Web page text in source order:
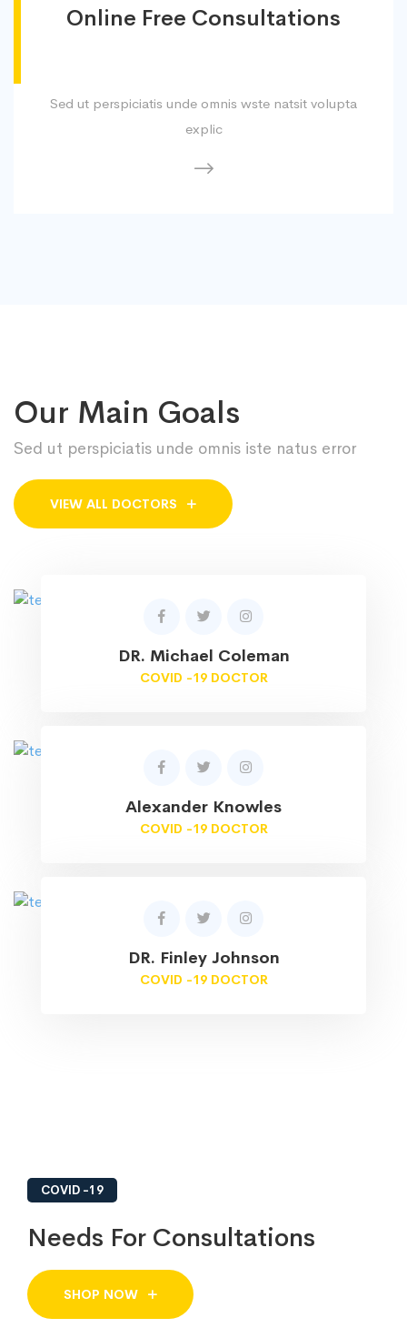
Online Free Consultations
Sed ut perspiciatis unde omnis wste natsit volupta
explic
Our Main Goals
Sed ut perspiciatis unde omnis iste natus error
VIEW ALL DOCTORS
DR. Michael Coleman
COVID -19 DOCTOR
Alexander Knowles
COVID -19 DOCTOR
DR. Finley Johnson
COVID -19 DOCTOR
COVID -19
Needs For Consultations
SHOP NOW